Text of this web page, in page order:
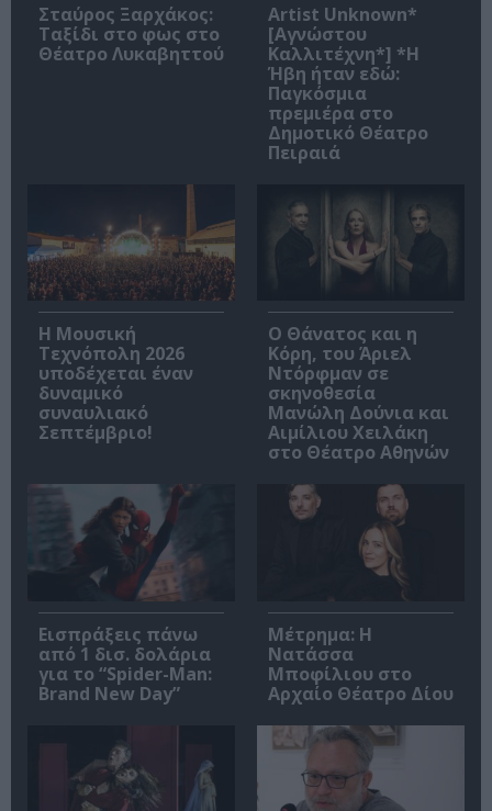
Σταύρος Ξαρχάκος:
Ταξίδι στο φως στο
Θέατρο Λυκαβηττού
Artist Unknown*
[Αγνώστου
Καλλιτέχνη*] *Η
Ήβη ήταν εδώ:
Παγκόσμια
πρεμιέρα στο
Δημοτικό Θέατρο
Πειραιά
Η Μουσική
Τεχνόπολη 2026
υποδέχεται έναν
δυναμικό
συναυλιακό
Σεπτέμβριο!
Ο Θάνατος και η
Κόρη, του Άριελ
Ντόρφμαν σε
σκηνοθεσία
Μανώλη Δούνια και
Αιμίλιου Χειλάκη
στο Θέατρο Αθηνών
Εισπράξεις πάνω
από 1 δισ. δολάρια
για το “Spider-Man:
Brand New Day”
Μέτρημα: Η
Νατάσσα
Μποφίλιου στο
Αρχαίο Θέατρο Δίου